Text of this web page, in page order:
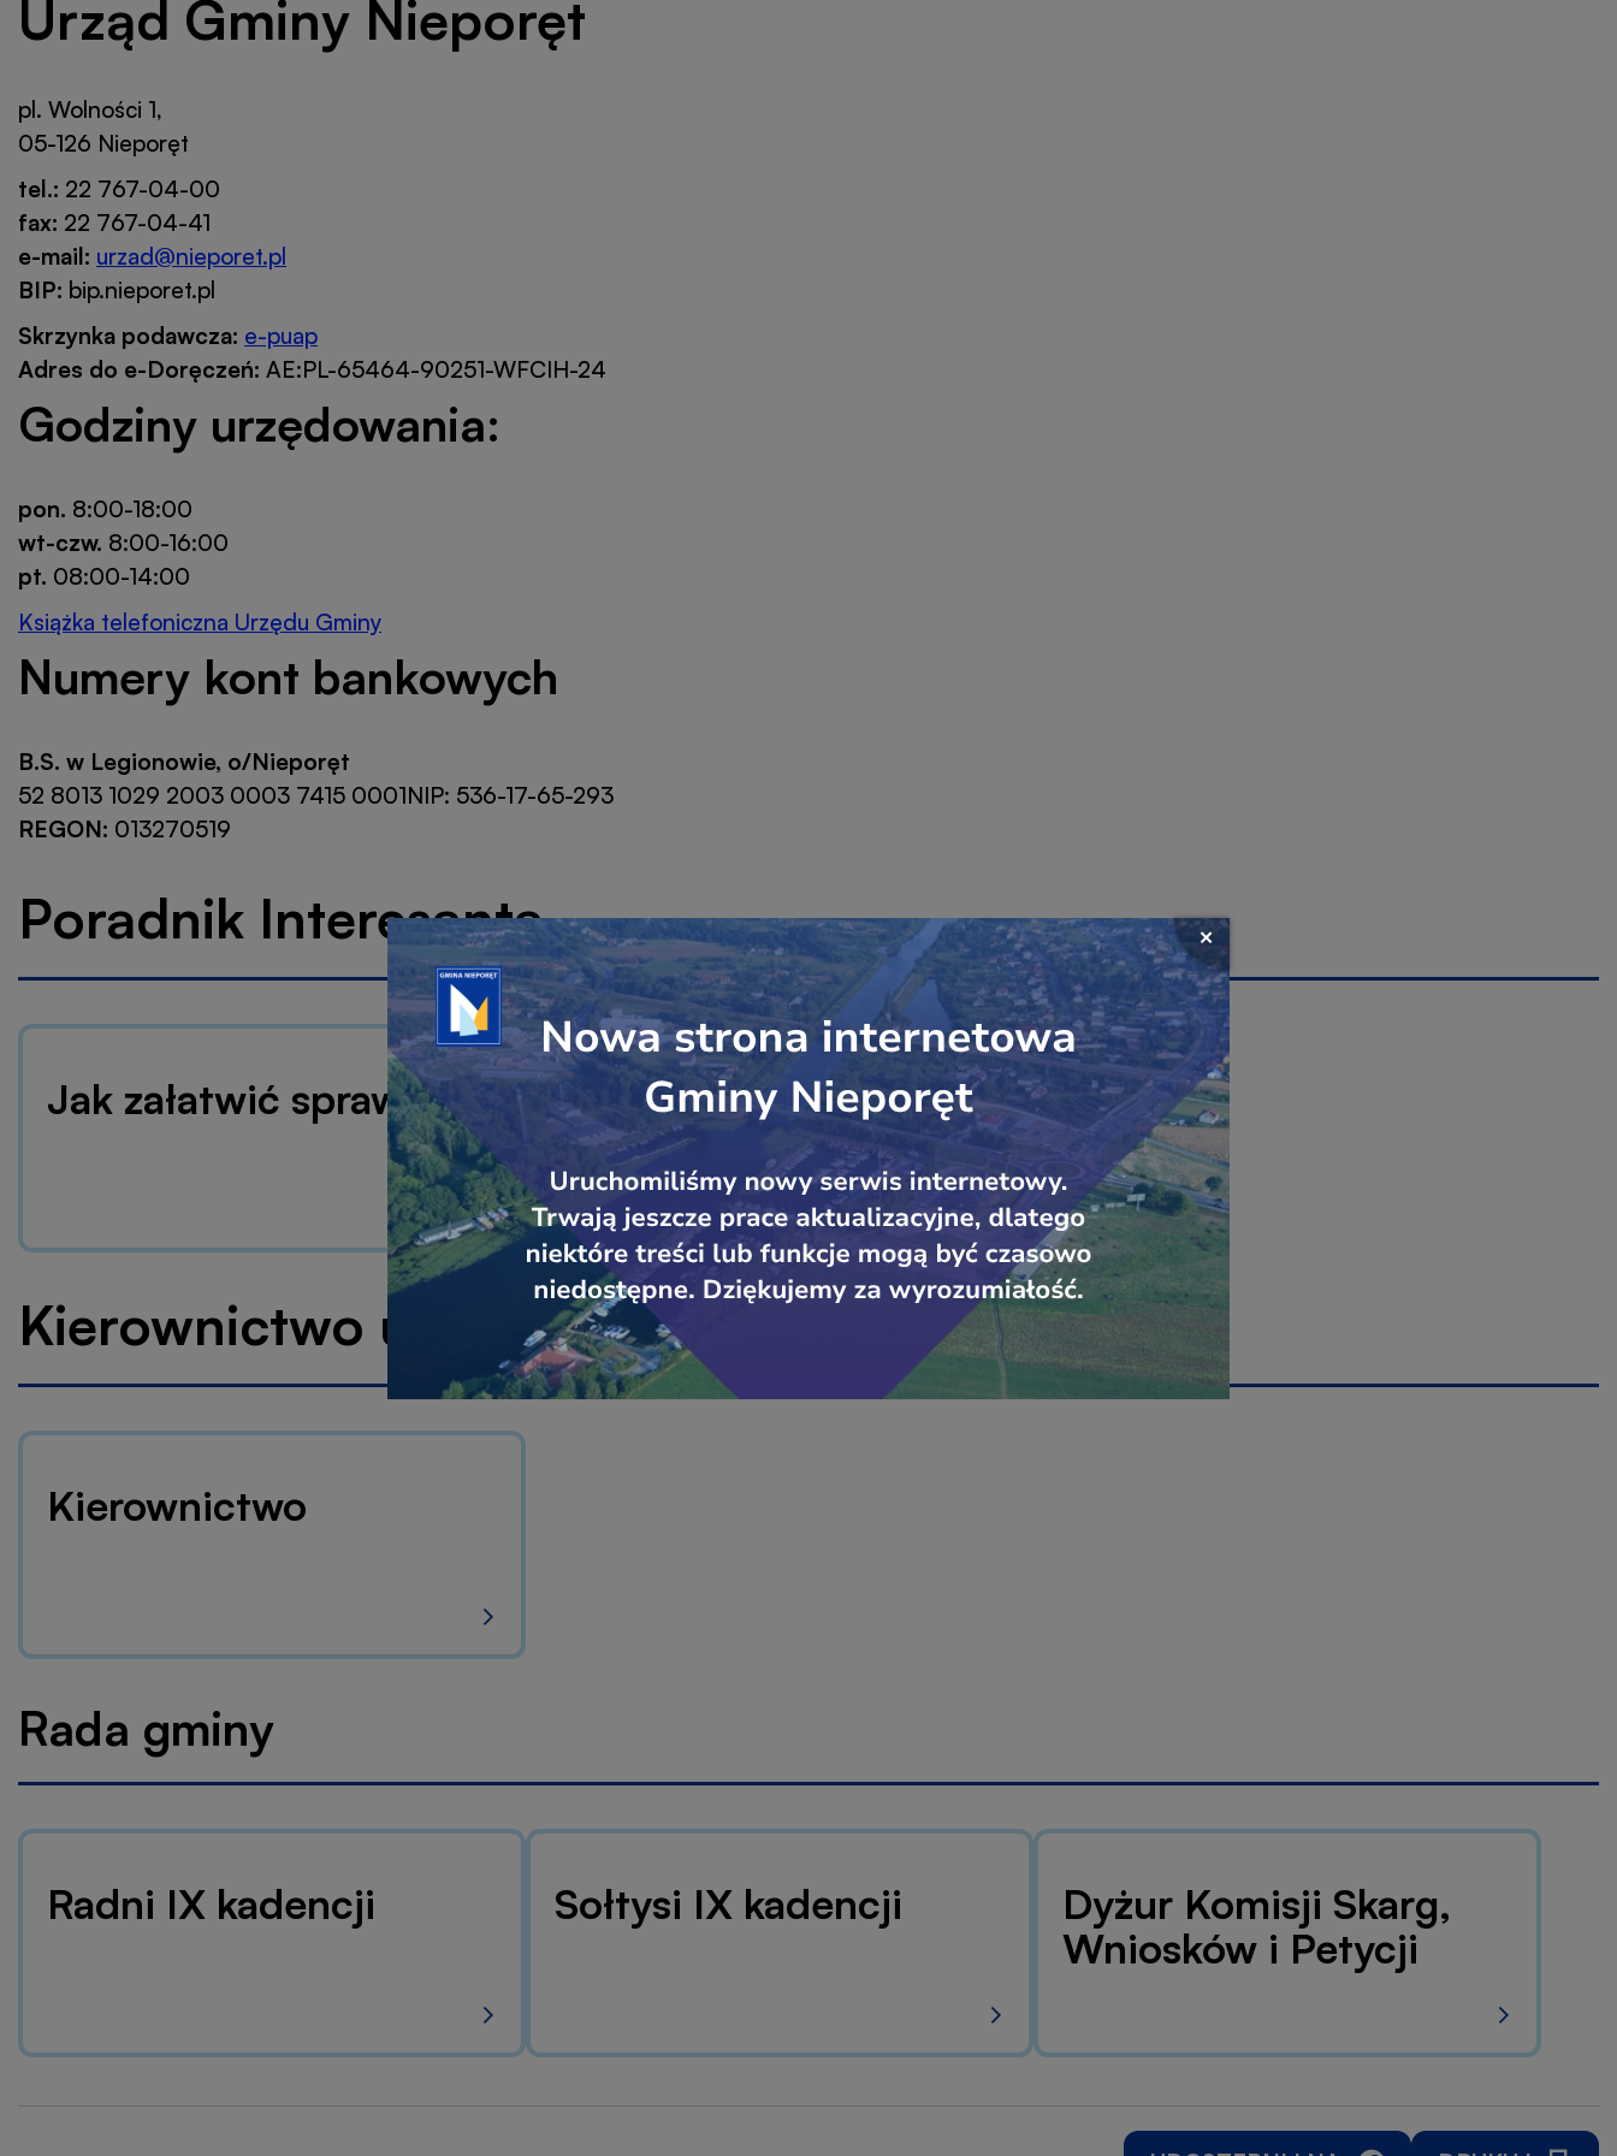
Przejdź
do
linku
banera
Zamknij
okno
popup
banera
Urząd Gminy Nieporęt
pl. Wolności 1,
05-126 Nieporęt
tel.: 22 767-04-00
fax: 22 767-04-41
e-mail: urzad@nieporet.pl
BIP: bip.nieporet.pl
Skrzynka podawcza: e-puap
się
w
nowej
Adres do e-Doręczeń: AE:PL-65464-90251-WFCIH-24
Godziny urzędowania:
pon. 8:00-18:00
wt-czw. 8:00-16:00
pt. 08:00-14:00
Książka telefoniczna Urzędu Gminy
Numery kont bankowych
B.S. w Legionowie, o/Nieporęt
52 8013 1029 2003 0003 7415 0001NIP: 536-17-65-293
REGON: 013270519
Poradnik Interesanta
Jak załatwić sprawę? Local Spot
Kierownictwo urzędu
Kierownictwo
Rada gminy
Radni IX kadencji Sołtysi IX kadencji
Dyżur Komisji Skarg,
Wniosków i Petycji